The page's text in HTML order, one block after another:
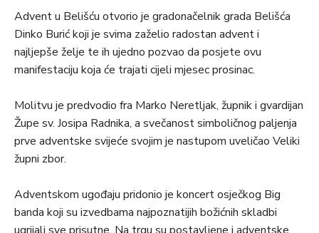
Advent u Belišću otvorio je gradonačelnik grada Belišća
Dinko Burić koji je svima zaželio radostan advent i
najljepše želje te ih ujedno pozvao da posjete ovu
manifestaciju koja će trajati cijeli mjesec prosinac.
Molitvu je predvodio fra Marko Neretljak, župnik i gvardijan
Župe sv. Josipa Radnika, a svečanost simboličnog paljenja
prve adventske svijeće svojim je nastupom uveličao Veliki
župni zbor.
Adventskom ugođaju pridonio je koncert osječkog Big
banda koji su izvedbama najpoznatijih božićnih skladbi